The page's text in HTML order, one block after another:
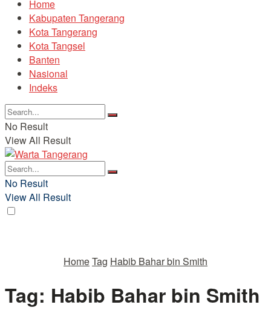
Home
Kabupaten Tangerang
Kota Tangerang
Kota Tangsel
Banten
Nasional
Indeks
No Result
View All Result
No Result
View All Result
HomeTag Habib Bahar bin Smith
Tag: Habib Bahar bin Smith